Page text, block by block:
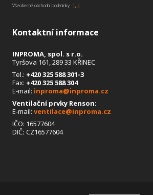
Všeobecné obchodní podmínky 1,2
Kontaktní informace
INPROMA, spol. s r.o.
Tyršova 161, 289 33 KŘINEC
Tel.: +420 325 588 301-3
Fax: +420 325 588 304
E-mail: inproma@inproma.cz
Ventilační prvky Renson:
E-mail: ventilace@inproma.cz
IČO: 16577604
DIČ: CZ16577604